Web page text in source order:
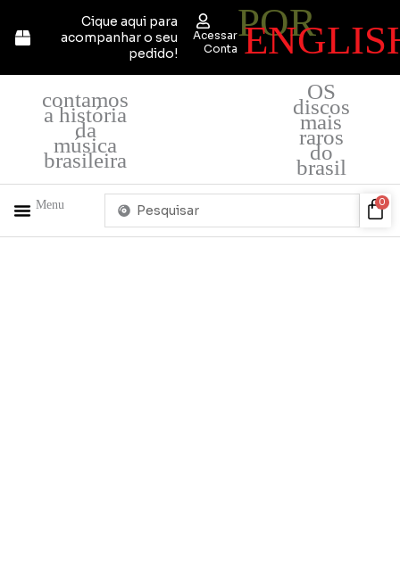
para
Cique aqui para
acompanhar o seu
pedido!
Acessar
Conta
POR
contamos
a história
da
música
brasileira
OS
discos
mais
raros
do
brasil
Menu
Pesquisar
0